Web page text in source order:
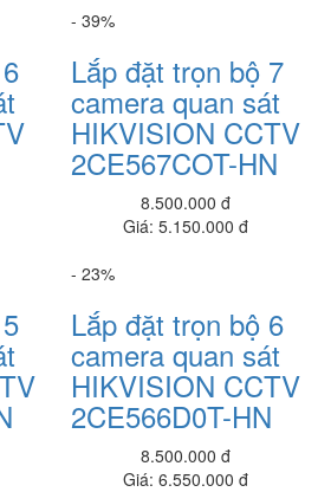
(L64300/3M)
200/N)
8BT )
sất 200w (L56200)
sất 50w (L5650)
Lắp đặt trọn bộ 5
camera quan sát
KBVISION CCTV
5100CVI-HN
6.500.000 đ
Lắp đặt trọn bộ 7
camera quan sát
HIKVISION CCTV
2CE567COT-HN
8.500.000 đ